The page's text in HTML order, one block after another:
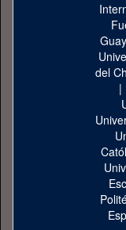
del
|